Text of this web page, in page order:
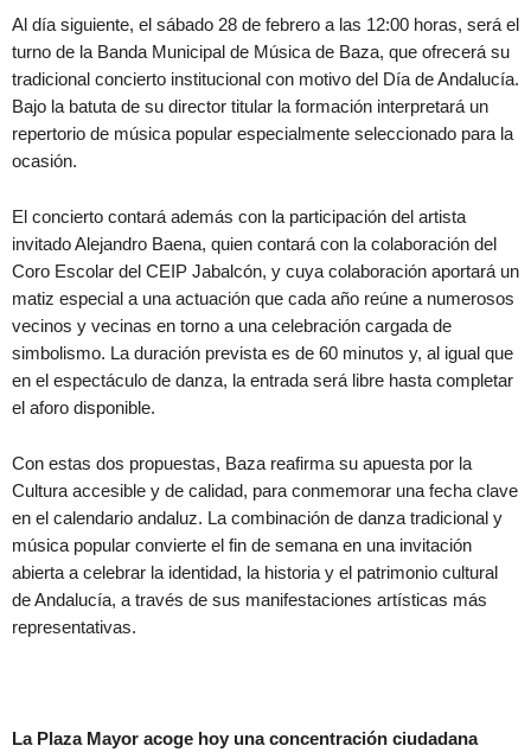
Al día siguiente, el sábado 28 de febrero a las 12:00 horas, será el
turno de la Banda Municipal de Música de Baza, que ofrecerá su
tradicional concierto institucional con motivo del Día de Andalucía.
Bajo la batuta de su director titular la formación interpretará un
repertorio de música popular especialmente seleccionado para la
ocasión.
El concierto contará además con la participación del artista
invitado Alejandro Baena, quien contará con la colaboración del
Coro Escolar del CEIP Jabalcón, y cuya colaboración aportará un
matiz especial a una actuación que cada año reúne a numerosos
vecinos y vecinas en torno a una celebración cargada de
simbolismo. La duración prevista es de 60 minutos y, al igual que
en el espectáculo de danza, la entrada será libre hasta completar
el aforo disponible.
Con estas dos propuestas, Baza reafirma su apuesta por la
Cultura accesible y de calidad, para conmemorar una fecha clave
en el calendario andaluz. La combinación de danza tradicional y
música popular convierte el fin de semana en una invitación
abierta a celebrar la identidad, la historia y el patrimonio cultural
de Andalucía, a través de sus manifestaciones artísticas más
representativas.
La Plaza Mayor acoge hoy una concentración ciudadana